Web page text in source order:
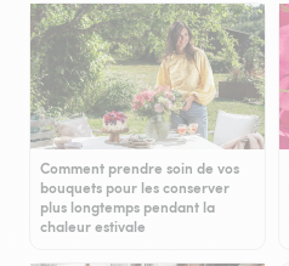
Comment prendre soin de vos
bouquets pour les conserver
plus longtemps pendant la
chaleur estivale